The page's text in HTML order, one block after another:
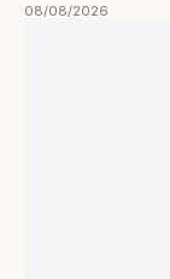
08/08/2026